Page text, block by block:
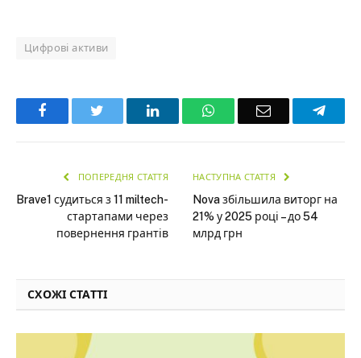
Цифрові активи
Facebook LinkedInWhatsAppEmail
ПОПЕРЕДНЯ СТАТТЯ
Brave1 судиться з 11 miltech-
стартапами через
повернення грантів
НАСТУПНА СТАТТЯ
Nova збільшила виторг на
21% у 2025 році – до 54
млрд грн
СХОЖІ СТАТТІ